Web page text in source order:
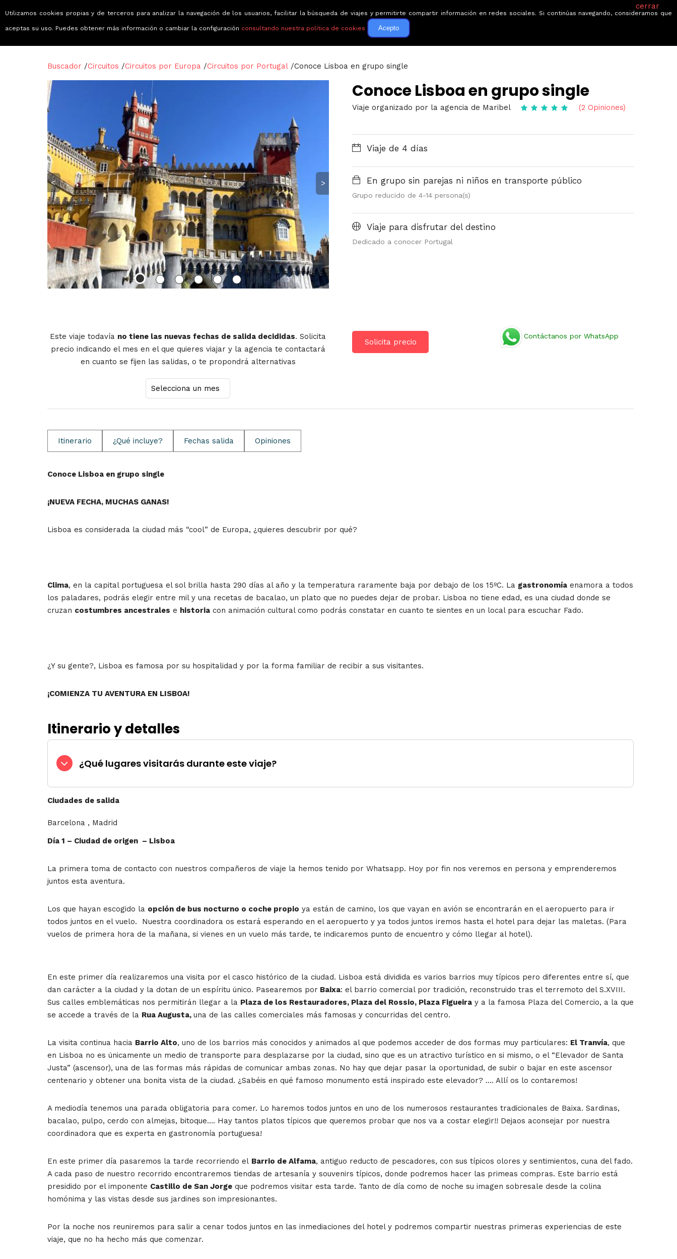
Circuitos Guías de viaje Ofertas Blog Quiénes somos
Buscador /Circuitos /Circuitos por Europa /Circuitos por Portugal /Conoce Lisboa en grupo single
< >
Conoce Lisboa en grupo single
Viaje organizado por la agencia de Maribel (2 Opiniones)
Viaje de 4 días
En grupo sin parejas ni niños en transporte público
Grupo reducido de 4-14 persona(s)
Viaje para disfrutar del destino
Dedicado a conocer Portugal
Este viaje todavía no tiene las nuevas fechas de salida decididas. Solicita
precio indicando el mes en el que quieres viajar y la agencia te contactará
en cuanto se fijen las salidas, o te propondrá alternativas
Solicita precio
Contáctanos por WhatsApp
Itinerario ¿Qué incluye? Fechas salida Opiniones
Conoce Lisboa en grupo single
¡NUEVA FECHA, MUCHAS GANAS!
Lisboa es considerada la ciudad más “cool” de Europa, ¿quieres descubrir por qué?
Clima, en la capital portuguesa el sol brilla hasta 290 días al año y la temperatura raramente baja por debajo de los 15ºC. La gastronomía enamora a todos
los paladares, podrás elegir entre mil y una recetas de bacalao, un plato que no puedes dejar de probar. Lisboa no tiene edad, es una ciudad donde se
cruzan costumbres ancestrales e historia con animación cultural como podrás constatar en cuanto te sientes en un local para escuchar Fado.
¿Y su gente?, Lisboa es famosa por su hospitalidad y por la forma familiar de recibir a sus visitantes.
¡COMIENZA TU AVENTURA EN LISBOA!
Itinerario y detalles
¿Qué lugares visitarás durante este viaje?
Ciudades de salida
Barcelona , Madrid
Día 1 – Ciudad de origen – Lisboa
La primera toma de contacto con nuestros compañeros de viaje la hemos tenido por Whatsapp. Hoy por fin nos veremos en persona y emprenderemos
juntos esta aventura.
Los que hayan escogido la opción de bus nocturno o coche propio ya están de camino, los que vayan en avión se encontrarán en el aeropuerto para ir
todos juntos en el vuelo. Nuestra coordinadora os estará esperando en el aeropuerto y ya todos juntos iremos hasta el hotel para dejar las maletas. (Para
vuelos de primera hora de la mañana, si vienes en un vuelo más tarde, te indicaremos punto de encuentro y cómo llegar al hotel).
En este primer día realizaremos una visita por el casco histórico de la ciudad. Lisboa está dividida es varios barrios muy típicos pero diferentes entre sí, que
dan carácter a la ciudad y la dotan de un espíritu único. Pasearemos por Baixa: el barrio comercial por tradición, reconstruido tras el terremoto del S.XVIII.
Sus calles emblemáticas nos permitirán llegar a la Plaza de los Restauradores, Plaza del Rossio, Plaza Figueira y a la famosa Plaza del Comercio, a la que
se accede a través de la Rua Augusta, una de las calles comerciales más famosas y concurridas del centro.
La visita continua hacia Barrio Alto, uno de los barrios más conocidos y animados al que podemos acceder de dos formas muy particulares: El Tranvía, que
en Lisboa no es únicamente un medio de transporte para desplazarse por la ciudad, sino que es un atractivo turístico en si mismo, o el “Elevador de Santa
Justa” (ascensor), una de las formas más rápidas de comunicar ambas zonas. No hay que dejar pasar la oportunidad, de subir o bajar en este ascensor
centenario y obtener una bonita vista de la ciudad. ¿Sabéis en qué famoso monumento está inspirado este elevador? …. Allí os lo contaremos!
A mediodía tenemos una parada obligatoria para comer. Lo haremos todos juntos en uno de los numerosos restaurantes tradicionales de Baixa. Sardinas,
bacalao, pulpo, cerdo con almejas, bitoque…. Hay tantos platos típicos que queremos probar que nos va a costar elegir!! Dejaos aconsejar por nuestra
coordinadora que es experta en gastronomía portuguesa!
En este primer día pasaremos la tarde recorriendo el Barrio de Alfama, antiguo reducto de pescadores, con sus típicos olores y sentimientos, cuna del fado.
A cada paso de nuestro recorrido encontraremos tiendas de artesanía y souvenirs típicos, donde podremos hacer las primeas compras. Este barrio está
presidido por el imponente Castillo de San Jorge que podremos visitar esta tarde. Tanto de día como de noche su imagen sobresale desde la colina
homónima y las vistas desde sus jardines son impresionantes.
Por la noche nos reuniremos para salir a cenar todos juntos en las inmediaciones del hotel y podremos compartir nuestras primeras experiencias de este
viaje, que no ha hecho más que comenzar.
cerrar
Utilizamos cookies propias y de terceros para analizar la navegación de los usuarios, facilitar la búsqueda de viajes y permitirte compartir información en redes sociales. Si continúas navegando, consideramos que
aceptas su uso. Puedes obtener más información o cambiar la configuración consultando nuestra política de cookies Acepto